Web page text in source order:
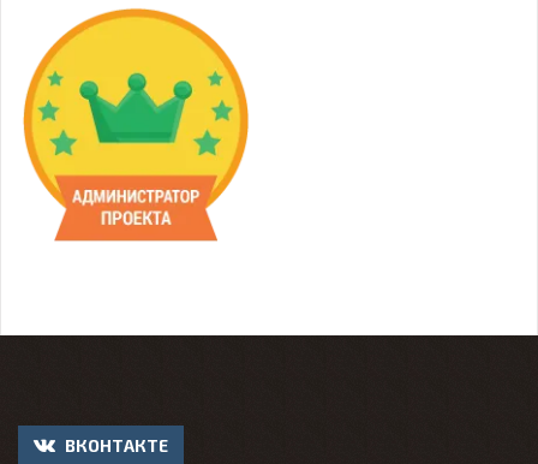
ВКОНТАКТЕ